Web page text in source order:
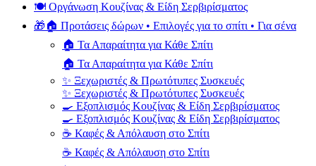
🍽️ Οργάνωση Κουζίνας & Είδη Σερβιρίσματος
🎁🏠 Προτάσεις δώρων • Επιλογές για το σπίτι • Για σένα
🏠 Τα Απαραίτητα για Κάθε Σπίτι
🏠 Τα Απαραίτητα για Κάθε Σπίτι
✨ Ξεχωριστές & Πρωτότυπες Συσκευές
✨ Ξεχωριστές & Πρωτότυπες Συσκευές
🍳 Εξοπλισμός Κουζίνας & Είδη Σερβιρίσματος
🍳 Εξοπλισμός Κουζίνας & Είδη Σερβιρίσματος
☕ Καφές & Απόλαυση στο Σπίτι
☕ Καφές & Απόλαυση στο Σπίτι